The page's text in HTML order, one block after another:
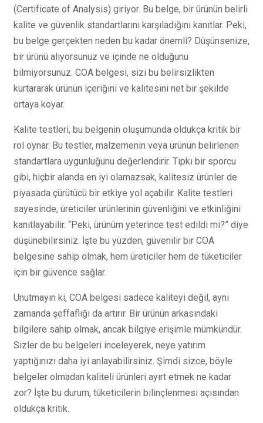
(Certificate of Analysis) giriyor. Bu belge, bir ürünün belirli
kalite ve güvenlik standartlarını karşıladığını kanıtlar. Peki,
bu belge gerçekten neden bu kadar önemli? Düşünsenize,
bir ürünü alıyorsunuz ve içinde ne olduğunu
bilmiyorsunuz. COA belgesi, sizi bu belirsizlikten
kurtararak ürünün içeriğini ve kalitesini net bir şekilde
ortaya koyar.
Kalite testleri, bu belgenin oluşumunda oldukça kritik bir
rol oynar. Bu testler, malzemenin veya ürünün belirlenen
standartlara uygunluğunu değerlendirir. Tıpkı bir sporcu
gibi, hiçbir alanda en iyi olamazsak, kalitesiz ürünler de
piyasada çürütücü bir etkiye yol açabilir. Kalite testleri
sayesinde, üreticiler ürünlerinin güvenliğini ve etkinliğini
kanıtlayabilir. “Peki, ürünüm yeterince test edildi mi?” diye
düşünebilirsiniz. İşte bu yüzden, güvenilir bir COA
belgesine sahip olmak, hem üreticiler hem de tüketiciler
için bir güvence sağlar.
Unutmayın ki, COA belgesi sadece kaliteyi değil, aynı
zamanda şeffaflığı da artırır. Bir ürünün arkasındaki
bilgilere sahip olmak, ancak bilgiye erişimle mümkündür.
Sizler de bu belgeleri inceleyerek, neye yatırım
yaptığınızı daha iyi anlayabilirsiniz. Şimdi sizce, böyle
belgeler olmadan kaliteli ürünleri ayırt etmek ne kadar
zor? İşte bu durum, tüketicilerin bilinçlenmesi açısından
oldukça kritik.